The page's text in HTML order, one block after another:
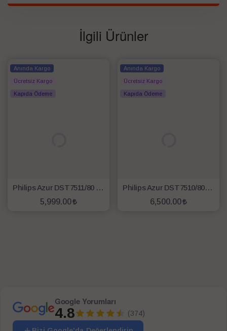
İlgili Ürünler
Anında Kargo
Ücretsiz Kargo
Kapıda Ödeme
Philips Azur DST7511/80 7500 Serisi 3200 W Buharlı Ütü Siyah
5,999.00
Anında Kargo
Ücretsiz Kargo
Kapıda Ödeme
Philips Azur DST7510/80 7500 Serisi 3200 W Buharlı Pro Ütü
6,500.00
Google Yorumları
4.8 (374)